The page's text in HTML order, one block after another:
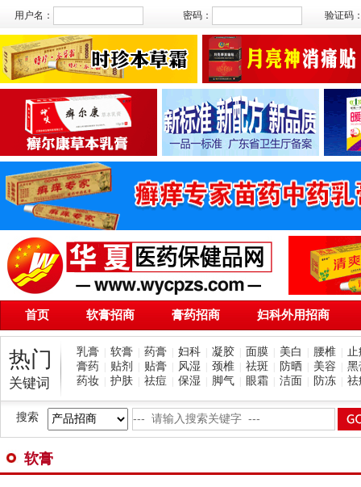
用户名： 密码： 验证码
首页 软膏招商 膏药招商 妇科外用招商
热门
关键词
乳膏 软膏 药膏 妇科 凝胶 面膜 美白 腰椎
止
膏药
贴剂 贴膏 风湿 颈椎 祛斑 防晒 美容
黑
药妆
护肤 祛痘 保湿 脚气 眼霜 洁面 防冻 祛
搜索
软膏